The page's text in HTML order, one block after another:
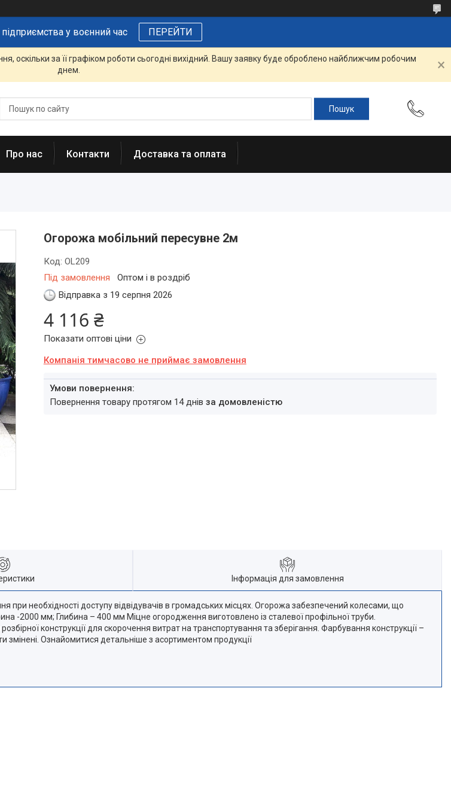
у воєнний час ПЕРЕЙТИ
оскільки за її графіком роботи сьогодні вихідний. Вашу заявку буде оброблено найближчим робочим
днем.
Про нас Контакти Доставка та оплата
Огорожа мобільний пересувне 2м
Під замовлення Оптом і в роздріб
Код: OL209
Відправка з 19 серпня 2026
4 116 ₴
Показати оптові ціни
Компанія тимчасово не приймає замовлення
повернення товару протягом 14 днів за домовленістю
Інформація для замовлення
необхідності доступу відвідувачів в громадських місцях. Огорожа забезпечений колесами, що
-2000 мм; Глибина – 400 мм Міцне огородження виготовлено із сталевої профільної труби.
конструкції для скорочення витрат на транспортування та зберігання. Фарбування конструкції –
змінені. Ознайомитися детальніше з асортиментом продукції